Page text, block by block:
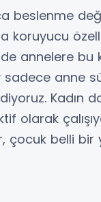
beslenme
koruyucu
annelere
sadece anne
Kadın
olarak
çocuk belli